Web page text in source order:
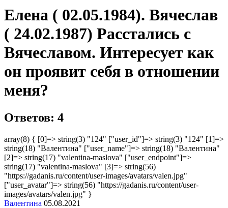
Елена ( 02.05.1984). Вячеслав
( 24.02.1987) Расстались с
Вячеславом. Интересует как
он проявит себя в отношении
меня?
Ответов: 4
array(8) { [0]=> string(3) "124" ["user_id"]=> string(3) "124" [1]=>
string(18) "Валентина" ["user_name"]=> string(18) "Валентина"
[2]=> string(17) "valentina-maslova" ["user_endpoint"]=>
string(17) "valentina-maslova" [3]=> string(56)
"https://gadanis.ru/content/user-images/avatars/valen.jpg"
["user_avatar"]=> string(56) "https://gadanis.ru/content/user-
images/avatars/valen.jpg" }
Валентина 05.08.2021